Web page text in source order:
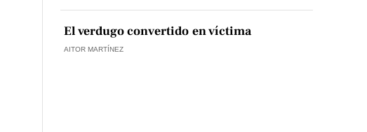
El verdugo convertido en víctima
AITOR MARTÍNEZ